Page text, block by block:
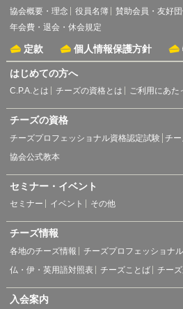
協会概要・理念 役員名簿 賛助会員・友好
年会費・退会・休会規定
定款 個人情報保護方針
はじめての方へ
C.P.A.とは チーズの資格とは ご利用にあた
チーズの資格
チーズプロフェッショナル資格認定試験 チー
協会公式教本
セミナー・イベント
セミナー イベント その他
チーズ情報
各地のチーズ情報 チーズプロフェッショナ
仏・伊・英用語対照表
チーズことば チー
入会案内